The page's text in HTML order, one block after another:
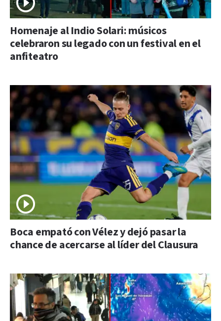
Homenaje al Indio Solari: músicos
celebraron su legado con un festival en el
anfiteatro
Boca empató con Vélez y dejó pasar la
chance de acercarse al líder del Clausura